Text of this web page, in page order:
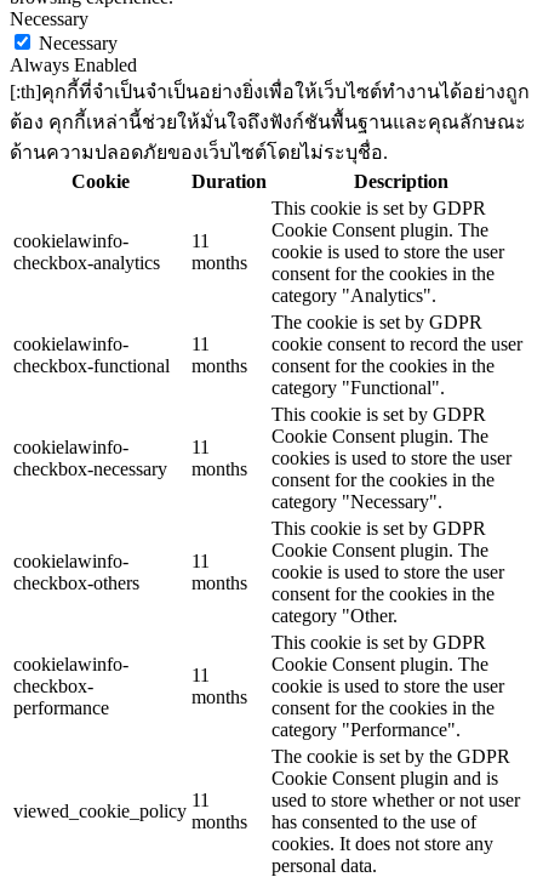
Necessary
Necessary
Always Enabled
[:th]คุกกี้ที่จำเป็นจำเป็นอย่างยิ่งเพื่อให้เว็บไซต์ทำงานได้อย่างถูก
ต้อง คุกกี้เหล่านี้ช่วยให้มั่นใจถึงฟังก์ชันพื้นฐานและคุณลักษณะ
ด้านความปลอดภัยของเว็บไซต์โดยไม่ระบุชื่อ.
Cookie
Duration Description
cookielawinfo-
checkbox-analytics
11
months
This cookie is set by GDPR
Cookie Consent plugin. The
cookie is used to store the user
consent for the cookies in the
category "Analytics".
cookielawinfo-
checkbox-functional
11
months
The cookie is set by GDPR
cookie consent to record the user
consent for the cookies in the
category "Functional".
cookielawinfo-
checkbox-necessary
11
months
This cookie is set by GDPR
Cookie Consent plugin. The
cookies is used to store the user
consent for the cookies in the
category "Necessary".
cookielawinfo-
checkbox-others
11
months
This cookie is set by GDPR
Cookie Consent plugin. The
cookie is used to store the user
consent for the cookies in the
category "Other.
cookielawinfo-
checkbox-
performance
11
months
This cookie is set by GDPR
Cookie Consent plugin. The
cookie is used to store the user
consent for the cookies in the
category "Performance".
viewed_cookie_policy
11
months
The cookie is set by the GDPR
Cookie Consent plugin and is
used to store whether or not user
has consented to the use of
cookies. It does not store any
personal data.